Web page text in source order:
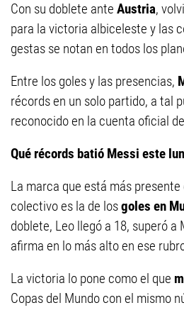
Con su doblete ante Austria,
para la victoria albiceleste y las
gestas se notan en todos los
Entre los goles y las presencias,
récords en un solo partido, a tal
reconocido en la cuenta oficial
Qué récords batió Messi este
La marca que está más
colectivo es la de losgoles en
doblete, Leo llegó a 18, superó a
afirma en lo más alto en ese
La victoria lo pone como el que
Copas del Mundo con el mismo